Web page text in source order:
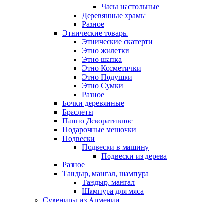
Часы настольные
Деревянные храмы
Разное
Этнические товары
Этнические скатерти
Этно жилетки
Этно шапка
Этно Косметички
Этно Подушки
Этно Сумки
Разное
Бочки деревянные
Браслеты
Панно Декоративное
Подарочные мешочки
Подвески
Подвески в машину
Подвески из дерева
Разное
Тандыр, мангал, шампура
Тандыр, мангал
Шампура для мяса
Сувениры из Армении